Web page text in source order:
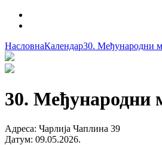
НасловнаКалендар30. Међународни
30. Међународни
Адреса: Чарлија Чаплина 39
Датум: 09.05.2026.